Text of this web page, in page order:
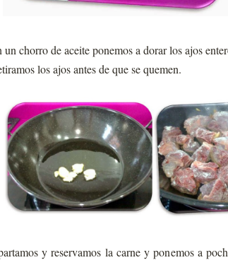
un chorro de aceite ponemos a dorar los ajos
los ajos antes de que se quemen.
y reservamos la carne y ponemos a